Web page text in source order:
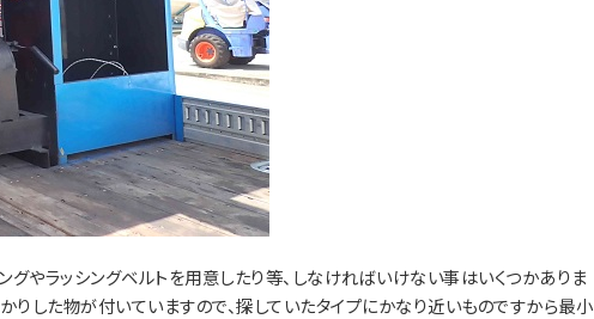
やラッシングベルトを用意したり等、しなければいけない事はいくつかありま
りした物が付いていますので、探していたタイプにかなり近いものですから最小